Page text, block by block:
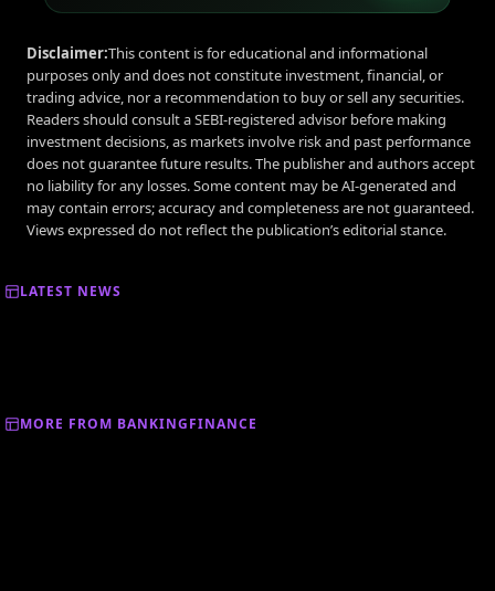
Disclaimer:This content is for educational and informational
purposes only and does not constitute investment, financial, or
trading advice, nor a recommendation to buy or sell any securities.
Readers should consult a SEBI-registered advisor before making
investment decisions, as markets involve risk and past performance
does not guarantee future results. The publisher and authors accept
no liability for any losses. Some content may be AI-generated and
may contain errors; accuracy and completeness are not guaranteed.
Views expressed do not reflect the publication’s editorial stance.
LATEST NEWS
MORE FROM BANKINGFINANCE